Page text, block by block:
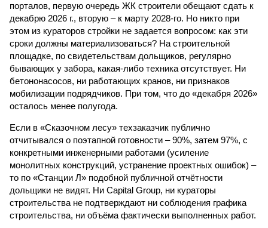
порталов, первую очередь ЖК строители обещают сдать к
декабрю 2026 г., вторую – к марту 2028-го. Но никто при
этом из кураторов стройки не задается вопросом: как эти
сроки должны материализоваться? На строительной
площадке, по свидетельствам дольщиков, регулярно
бывающих у забора, какая-либо техника отсутствует. Ни
бетононасосов, ни работающих кранов, ни признаков
мобилизации подрядчиков. При том, что до «декабря 2026»
осталось менее полугода.
Если в «Сказочном лесу» техзаказчик публично
отчитывался о поэтапной готовности – 90%, затем 97%, с
конкретными инженерными работами (усиление
монолитных конструкций, устранение проектных ошибок) –
то по «Станции Л» подобной публичной отчётности
дольщики не видят. Ни Capital Group, ни кураторы
строительства не подтверждают ни соблюдения графика
строительства, ни объёма фактически выполненных работ.